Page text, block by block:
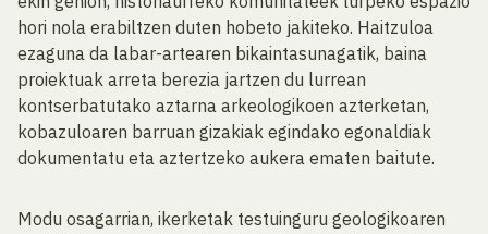
hori nola erabiltzen duten hobeto jakiteko. Haitzuloa
ezaguna da labar-artearen bikaintasunagatik, baina
proiektuak arreta berezia jartzen du lurrean
kontserbatutako aztarna arkeologikoen azterketan,
kobazuloaren barruan gizakiak egindako egonaldiak
dokumentatu eta aztertzeko aukera ematen baitute.
Modu osagarrian, ikerketak testuinguru geologikoaren